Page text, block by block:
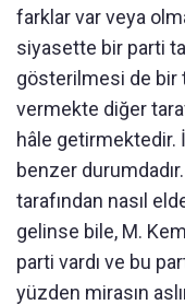
farklar var veya
siyasette bir parti
gösterilmesi de bir
vermekte diğer
hâle getirmektedir.
benzer
tarafından nasıl
gelinse bile, M.
parti vardı ve bu
yüzden mirasın